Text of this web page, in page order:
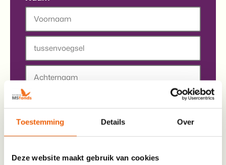
Toestemming Details Over
Deze website maakt gebruik van cookies
Voornaam
Tussenvoegsel
Achternaam
E-mail*